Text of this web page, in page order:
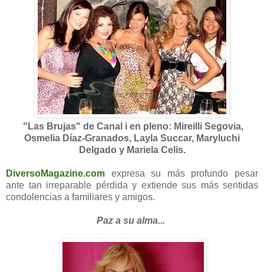
"Las Brujas" de Canal i en pleno: Mireilli Segovia,
Osmelia Díaz-Granados, Layla Succar, Maryluchi
Delgado y Mariela Celis.
DiversoMagazine.com expresa su más profundo pesar
ante tan irreparable pérdida y extiende sus más sentidas
condolencias a familiares y amigos.
Paz a su alma...